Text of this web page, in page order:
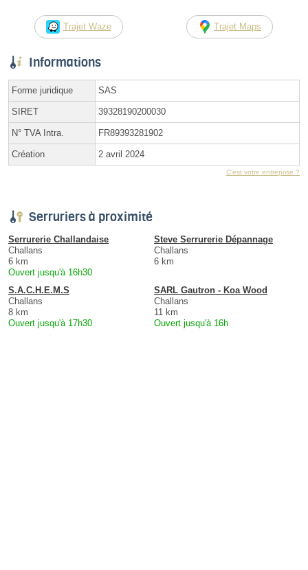
Trajet Waze Trajet Maps
Informations
Forme juridique SAS
SIRET 39328190200030
N° TVA Intra. FR89393281902
Création 2 avril 2024
C'est votre entreprise ?
Serruriers à proximité
Serrurerie Challandaise
Challans
6 km
Ouvert jusqu'à 16h30
Steve Serrurerie Dépannage
Challans
6 km
S.A.C.H.E.M.S
Challans
8 km
Ouvert jusqu'à 17h30
SARL Gautron - Koa Wood
Challans
11 km
Ouvert jusqu'à 16h